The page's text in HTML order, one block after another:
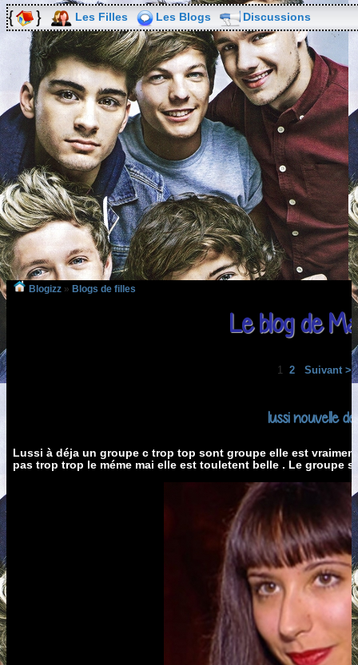
Les Filles Les Blogs Discussions
Blogizz » Blogs de filles
Le blog de
1 2 Suivant >
lussi nouvelle
Lussi à déja un groupe c trop top sont groupe elle est
pas trop trop le méme mai elle est touletent belle . Le groupe